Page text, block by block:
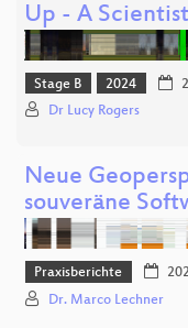
Up - A
Stage B 2024
Dr Lucy Rogers
Neue
souveräne
Praxisberichte
Dr. Marco Lechner